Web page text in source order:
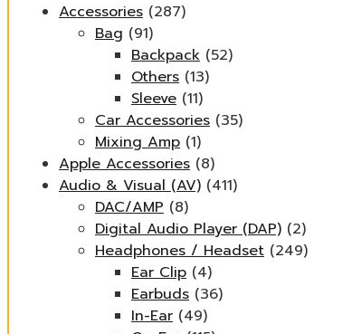
Accessories (287)
Bag (91)
Backpack (52)
Others (13)
Sleeve (11)
Car Accessories (35)
Mixing Amp (1)
Apple Accessories (8)
Audio & Visual (AV) (411)
DAC/AMP (8)
Digital Audio Player (DAP) (2)
Headphones / Headset (249)
Ear Clip (4)
Earbuds (36)
In-Ear (49)